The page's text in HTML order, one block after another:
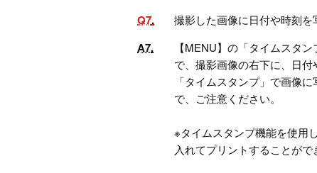
Q7 撮影した画像に日付や時刻
A7
【MENU】の「タイムスタ
で、撮影画像の右下に、日
「タイムスタンプ」で画像
で、ご注意ください。
※タイムスタンプ機能を使用
入れてプリントすることがで